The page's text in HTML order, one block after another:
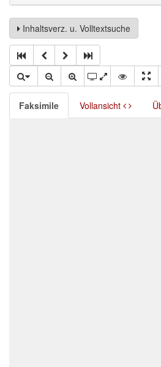
Inhaltsverz. u. Volltextsuche
Faksimile Vollansicht